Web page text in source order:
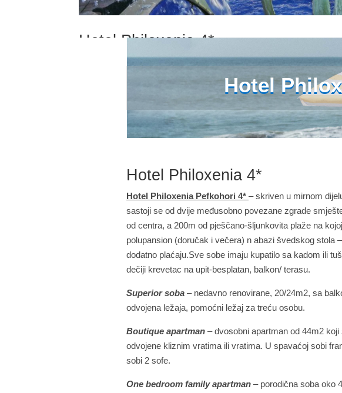
Hotel Philoxenia 4*
Hotel
Hotel Philoxenia 4*
Hotel Philoxenia Pefkohori 4*– skriven u mirnom
sastoji se od dvije međusobno povezane zgrade
od centra, a 200m od pješčano-šljunkovita plaže na
polupansion (doručak i večera) n abazi švedskog stola
dodatno plaćaju.Sve sobe imaju kupatilo sa kadom ili
dečiji krevetac na upit-besplatan, balkon/ terasu.
Superior soba – nedavno renovirane, 20/24m2, sa
odvojena ležaja, pomoćni ležaj za treću osobu.
Boutique apartman – dvosobni apartman od 44m2
odvojene kliznim vratima ili vratima. U spavaćoj sobi
sobi 2 sofe.
One bedroom family apartman– porodična soba oko